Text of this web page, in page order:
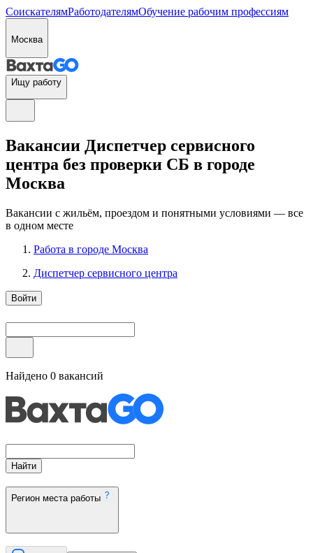
СоискателямРаботодателямОбучение рабочим профессиям
Москва
Ищу работу
Вакансии Диспетчер сервисного
центра без проверки СБ в городе
Москва
Вакансии с жильём, проездом и понятными условиями — все
в одном месте
Работа в городе Москва
Диспетчер сервисного центра
Войти
Найдено 0 вакансий
Найти
Регион места работы